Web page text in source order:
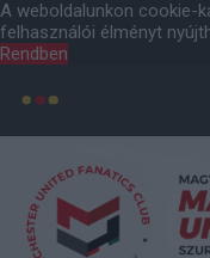
A weboldalunkon cookie-
felhasználói élményt
Rendben